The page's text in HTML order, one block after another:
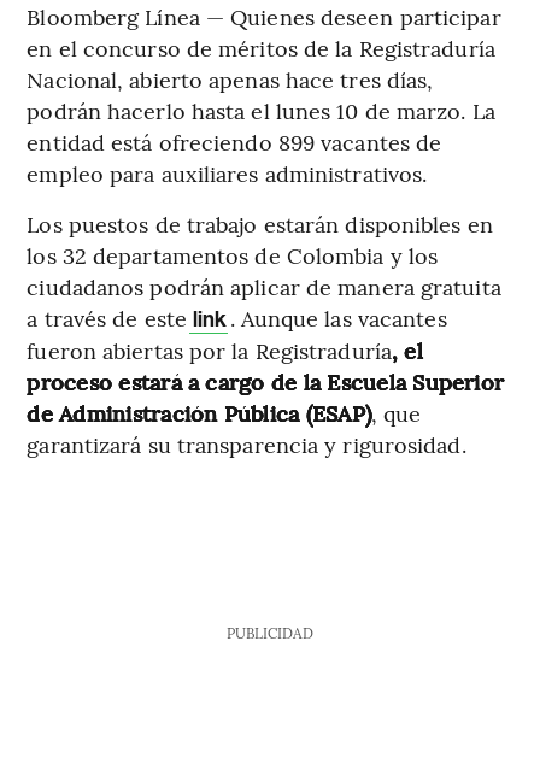
Bloomberg Línea — Quienes deseen participar
en el concurso de méritos de la Registraduría
Nacional, abierto apenas hace tres días,
podrán hacerlo hasta el lunes 10 de marzo. La
entidad está ofreciendo 899 vacantes de
empleo para auxiliares administrativos.
Los puestos de trabajo estarán disponibles en
los 32 departamentos de Colombia y los
ciudadanos podrán aplicar de manera gratuita
a través de este link. Aunque las vacantes
fueron abiertas por la Registraduría, el
proceso estará a cargo de la Escuela Superior
de Administración Pública (ESAP), que
garantizará su transparencia y rigurosidad.
PUBLICIDAD